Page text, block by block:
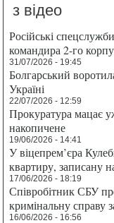
з відео
Російські
командира 2-го
31/07/2026 - 19:45
Болгарський
Україні
22/07/2026 - 12:59
Прокуратура мацає
накопичене
19/06/2026 - 14:41
У віцепрем’єра
квартиру, записану
17/06/2026 - 18:19
Співробітник СБУ
кримінальну справу
16/06/2026 - 16:56